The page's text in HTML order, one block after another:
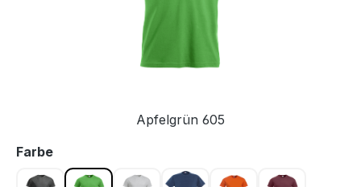
Apfelgrün 605
Farbeauswählen